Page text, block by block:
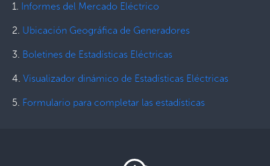
1. Informes del Mercado Eléctrico
2. Ubicación Geográfica de Generadores
3. Boletines de Estadísticas Eléctricas
4. Visualizador dinámico de Estadísticas Eléctricas
5. Formulario para completar las estadísticas